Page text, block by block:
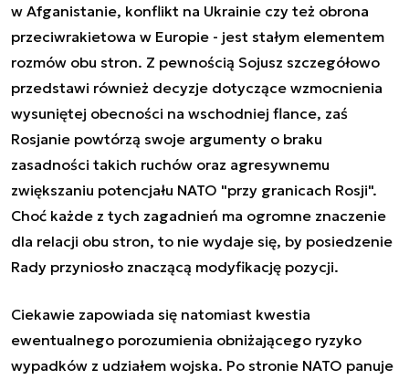
w Afganistanie, konflikt na Ukrainie czy też obrona
przeciwrakietowa w Europie - jest stałym elementem
rozmów obu stron. Z pewnością Sojusz szczegółowo
przedstawi również decyzje dotyczące wzmocnienia
wysuniętej obecności na wschodniej flance, zaś
Rosjanie powtórzą swoje argumenty o braku
zasadności takich ruchów oraz agresywnemu
zwiększaniu potencjału NATO "przy granicach Rosji".
Choć każde z tych zagadnień ma ogromne znaczenie
dla relacji obu stron, to nie wydaje się, by posiedzenie
Rady przyniosło znaczącą modyfikację pozycji.
Ciekawie zapowiada się natomiast kwestia
ewentualnego porozumienia obniżającego ryzyko
wypadków z udziałem wojska. Po stronie NATO panuje